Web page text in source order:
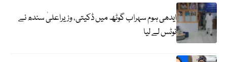
ایدھی ہوم سہراب گوٹھ میں ڈکیتی، وزیراعلیٰ سندھ نے
نوٹس لے لیا